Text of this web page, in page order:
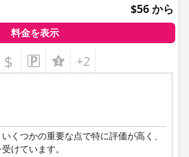
$56 から
料金を表示
$ +2
くつかの重要な点で特に評価が高く、
けています。